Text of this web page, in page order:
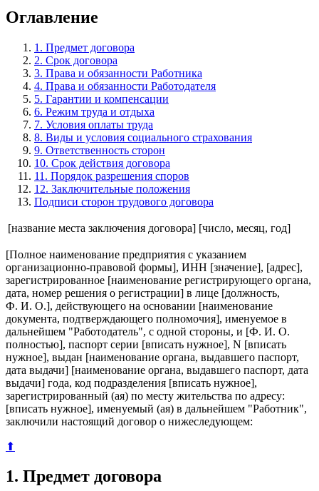
Оглавление
1. Предмет договора
2. Срок договора
3. Права и обязанности Работника
4. Права и обязанности Работодателя
5. Гарантии и компенсации
6. Режим труда и отдыха
7. Условия оплаты труда
8. Виды и условия социального страхования
9. Ответственность сторон
10. Срок действия договора
11. Порядок разрешения споров
12. Заключительные положения
Подписи сторон трудового договора
[название места заключения договора] [число, месяц, год]
[Полное наименование предприятия с указанием
организационно-правовой формы], ИНН [значение], [адрес],
зарегистрированное [наименование регистрирующего органа,
дата, номер решения о регистрации] в лице [должность,
Ф. И. О.], действующего на основании [наименование
документа, подтверждающего полномочия], именуемое в
дальнейшем "Работодатель", с одной стороны, и [Ф. И. О.
полностью], паспорт серии [вписать нужное], N [вписать
нужное], выдан [наименование органа, выдавшего паспорт,
дата выдачи] [наименование органа, выдавшего паспорт, дата
выдачи] года, код подразделения [вписать нужное],
зарегистрированный (ая) по месту жительства по адресу:
[вписать нужное], именуемый (ая) в дальнейшем "Работник",
заключили настоящий договор о нижеследующем:
⬆
1. Предмет договора